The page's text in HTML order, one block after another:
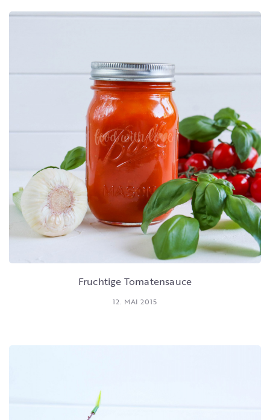
Fruchtige Tomatensauce
12. MAI 2015